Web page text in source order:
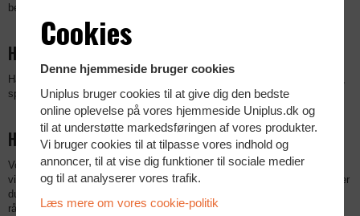
Cookies
Denne hjemmeside bruger cookies
Uniplus bruger cookies til at give dig den bedste
online oplevelse på vores hjemmeside Uniplus.dk og
til at understøtte markedsføringen af vores produkter.
Vi bruger cookies til at tilpasse vores indhold og
annoncer, til at vise dig funktioner til sociale medier
og til at analyserer vores trafik.
Læs mere om vores cookie-politik
behov og alt leveres med 1-3 års garanti.
Hvad kan du forvente?
Har du brug for rådgivning, får din virksomhed en tæt samarbejdspartner,
sparring og altid en fast kontaktperson.
Hvem er vores kunder?
Vores kunder tæller nogle af Danmarks største (og mindste)
virksomheder, offentlige institutioner og skoler. Blandt vores kunder finder
du også IT forhandlere og IT konsulenter, som gør brug af vores
rådgivning og tilbud vedr. IT udstyr. Det er vi ret stolte af.